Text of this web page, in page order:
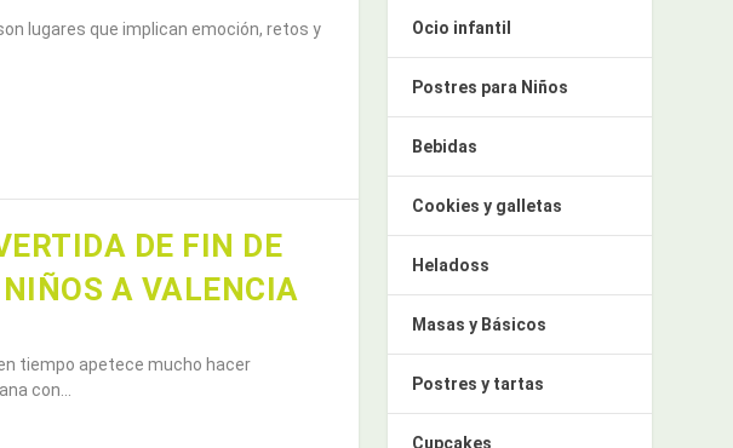
lugares que implican emoción, retos y
DE FIN DE
A VALENCIA
tiempo apetece mucho hacer
con...
Ocio infantil
Postres para Niños
Bebidas
Cookies y galletas
Heladoss
Masas y Básicos
Postres y tartas
Cupcakes